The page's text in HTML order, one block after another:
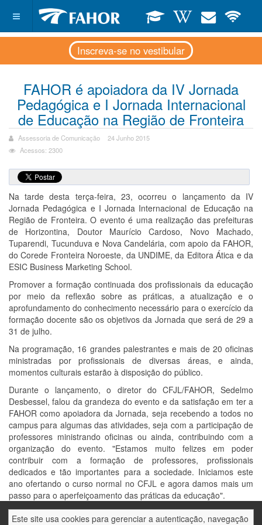
Este site usa cookies para gerenciar a autenticação, navegação
Inscreva-se no vestibular
FAHOR é apoiadora da IV Jornada
Pedagógica e I Jornada Internacional
de Educação na Região de Fronteira
Assessoria de Comunicação
24 Junho 2015
Acessos: 2300
Na tarde desta terça-feira, 23, ocorreu o lançamento da IV
Jornada Pedagógica e I Jornada Internacional de Educação na
Região de Fronteira. O evento é uma realização das prefeituras
de Horizontina, Doutor Maurício Cardoso, Novo Machado,
Tuparendi, Tucunduva e Nova Candelária, com apoio da FAHOR,
do Corede Fronteira Noroeste, da UNDIME, da Editora Ática e da
ESIC Business Marketing School.
Promover a formação continuada dos profissionais da educação
por meio da reflexão sobre as práticas, a atualização e o
aprofundamento do conhecimento necessário para o exercício da
formação docente são os objetivos da Jornada que será de 29 a
31 de julho.
Na programação, 16 grandes palestrantes e mais de 20 oficinas
ministradas por profissionais de diversas áreas, e ainda,
momentos culturais estarão à disposição do público.
Durante o lançamento, o diretor do CFJL/FAHOR, Sedelmo
Desbessel, falou da grandeza do evento e da satisfação em ter a
FAHOR como apoiadora da Jornada, seja recebendo a todos no
campus para algumas das atividades, seja com a participação de
professores ministrando oficinas ou ainda, contribuindo com a
organização do evento. "Estamos muito felizes em poder
contribuir com a formação de professores, profissionais
dedicados e tão importantes para a sociedade. Iniciamos este
ano ofertando o curso normal no CFJL e agora damos mais um
passo para o aperfeiçoamento das práticas da educação".
Participarão da Jornada os professores da FAHOR: Marcelo